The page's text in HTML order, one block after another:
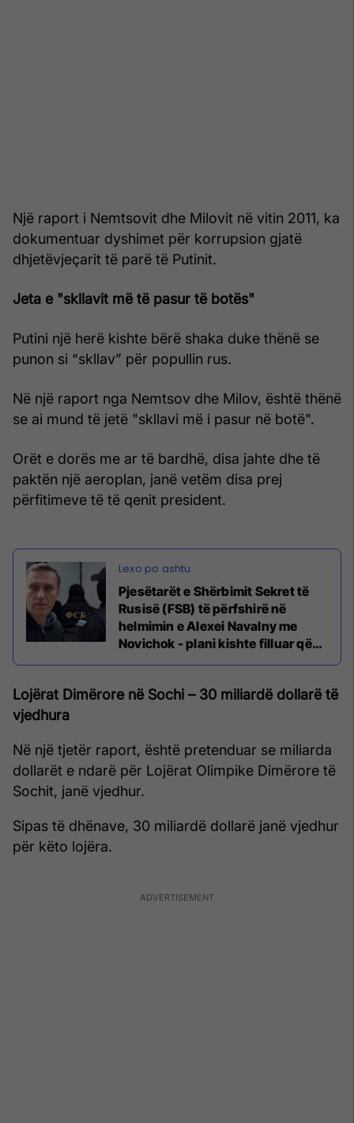
Një raport i Nemtsovit dhe Milovit në vitin 2011, ka
dokumentuar dyshimet për korrupsion gjatë
dhjetëvjeçarit të parë të Putinit.
Jeta e "skllavit më të pasur të botës"
Putini një herë kishte bërë shaka duke thënë se
punon si “skllav” për popullin rus.
Në një raport nga Nemtsov dhe Milov, është thënë
se ai mund të jetë "skllavi më i pasur në botë".
Orët e dorës me ar të bardhë, disa jahte dhe të
paktën një aeroplan, janë vetëm disa prej
përfitimeve të të qenit president.
Pjesëtarët e Shërbimit Sekret të
Rusisë (FSB) të përfshirë në
helmimin e Alexei Navalny me
Novichok - plani kishte filluar që
nga viti 2017
Lojërat Dimërore në Sochi – 30 miliardë dollarë të
vjedhura
Në një tjetër raport, është pretenduar se miliarda
dollarët e ndarë për Lojërat Olimpike Dimërore të
Sochit, janë vjedhur.
Sipas të dhënave, 30 miliardë dollarë janë vjedhur
për këto lojëra.